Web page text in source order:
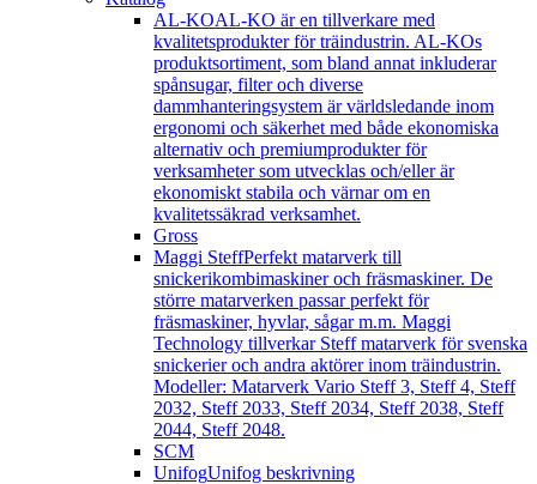
AL-KOAL-KO är en tillverkare med
kvalitetsprodukter för träindustrin. AL-KOs
produktsortiment, som bland annat inkluderar
spånsugar, filter och diverse
dammhanteringsystem är världsledande inom
ergonomi och säkerhet med både ekonomiska
alternativ och premiumprodukter för
verksamheter som utvecklas och/eller är
ekonomiskt stabila och värnar om en
kvalitetssäkrad verksamhet.
Gross
Maggi SteffPerfekt matarverk till
snickerikombimaskiner och fräsmaskiner. De
större matarverken passar perfekt för
fräsmaskiner, hyvlar, sågar m.m. Maggi
Technology tillverkar Steff matarverk för svenska
snickerier och andra aktörer inom träindustrin.
Modeller: Matarverk Vario Steff 3, Steff 4, Steff
2032, Steff 2033, Steff 2034, Steff 2038, Steff
2044, Steff 2048.
SCM
UnifogUnifog beskrivning